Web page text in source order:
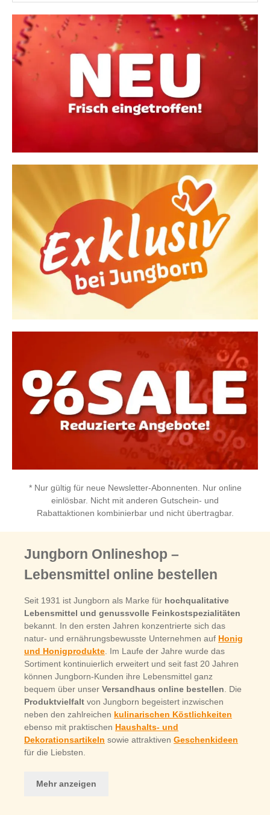
* Nur gültig für neue Newsletter-Abonnenten. Nur online
einlösbar. Nicht mit anderen Gutschein- und
Rabattaktionen kombinierbar und nicht übertragbar.
Jungborn Onlineshop –
Lebensmittel online bestellen
Seit 1931 ist Jungborn als Marke für hochqualitative
Lebensmittel und genussvolle Feinkostspezialitäten
bekannt. In den ersten Jahren konzentrierte sich das
natur- und ernährungsbewusste Unternehmen auf Honig
und Honigprodukte. Im Laufe der Jahre wurde das
Sortiment kontinuierlich erweitert und seit fast 20 Jahren
können Jungborn-Kunden ihre Lebensmittel ganz
bequem über unser Versandhaus online bestellen. Die
Produktvielfalt von Jungborn begeistert inzwischen
neben den zahlreichen kulinarischen Köstlichkeiten
ebenso mit praktischen Haushalts- und
Dekorationsartikeln sowie attraktiven Geschenkideen
für die Liebsten.
Mehr anzeigen